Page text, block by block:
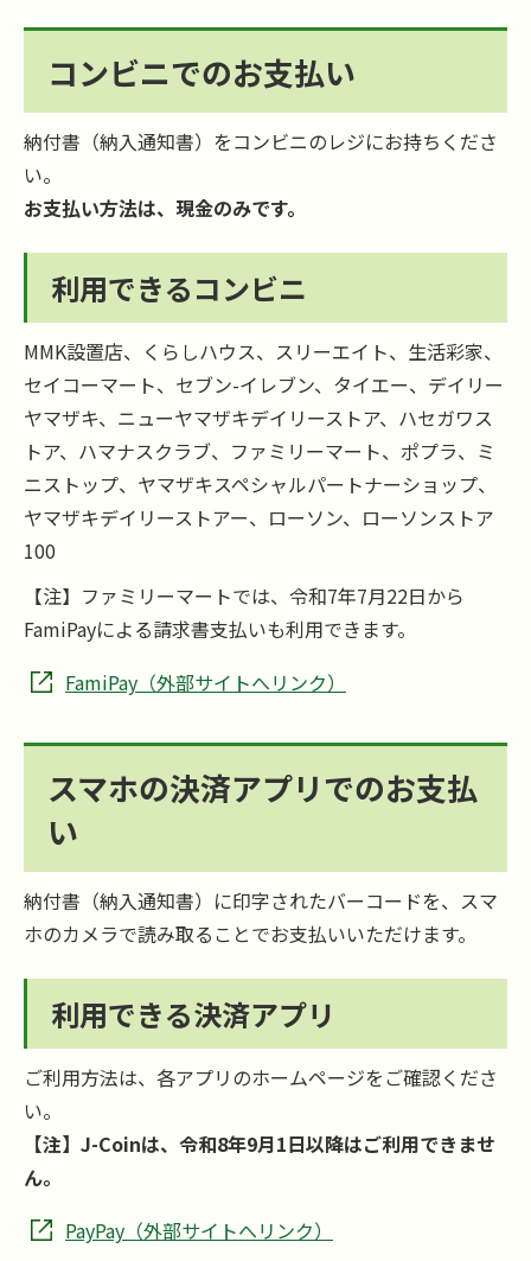
コンビニでのお支払い
納付書（納入通知書）をコンビニのレジにお持ちくださ
い。
お支払い方法は、現金のみです。
利用できるコンビニ
MMK設置店、くらしハウス、スリーエイト、生活彩家、
セイコーマート、セブン-イレブン、タイエー、デイリー
ヤマザキ、ニューヤマザキデイリーストア、ハセガワス
トア、ハマナスクラブ、ファミリーマート、ポプラ、ミ
ニストップ、ヤマザキスペシャルパートナーショップ、
ヤマザキデイリーストアー、ローソン、ローソンストア
100
【注】ファミリーマートでは、令和7年7月22日から
FamiPayによる請求書支払いも利用できます。
FamiPay（外部サイトへリンク）
スマホの決済アプリでのお支払
い
納付書（納入通知書）に印字されたバーコードを、スマ
ホのカメラで読み取ることでお支払いいただけます。
利用できる決済アプリ
ご利用方法は、各アプリのホームページをご確認くださ
い。
【注】J-Coinは、令和8年9月1日以降はご利用できませ
ん。
PayPay（外部サイトへリンク）